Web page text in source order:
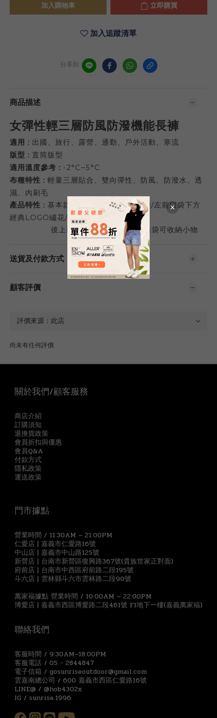
加入購物車 立即購買
加入追蹤清單
分享到
商品描述
女彈性輕三層防風防潑機能長褲
適用 : 出國、旅行、露營、通勤、戶外活動、寒流
版型 : 直筒版型
適用溫度參考 : -2°C~5°C
布種特性 : 輕量三層貼合、雙向彈性、防風、防潑水、透
濕、內刷毛
產品特性 : 基本款/兩側袋排拉鍊插手口袋/左前口袋下方
經典LOGO繡花/
後上兩個袋排拉鍊開袋/4個口袋可收納小物
送貨及付款方式
顧客評價
尚未有任何評價
關於我們/顧客服務
商店介紹
訂購須知
退換貨政策
會員折扣與優惠
會員Q&A
付款方式
隱私政策
運送政策
門市據點
營業時間 / 11:30AM ~ 21:00PM
仁愛店 | 嘉義市仁愛路16號
中山店 | 嘉義市中山路125號
新營店 | 台南市新營區復興路367號(貴族世家正對面)
府前店 | 台南市中西區府前路二段195號
斗六店 | 雲林縣斗六市雲林路二段90號
萬家福據點 營業時間 / 10:00AM ~ 22:00PM
博愛店 | 嘉義市西區博愛路二段461號 F1地下一樓(嘉義萬家福)
聯絡我們
客服時間 / 9:30AM~18:00PM
客服電話 / 05 - 2844847
電子信箱 / gosunriseoutdoor@gmail.com
雲嘉南總公司 / 600 嘉義市西區仁愛路16號
LINE@ / @hob4302x
IG / sunrise.1996